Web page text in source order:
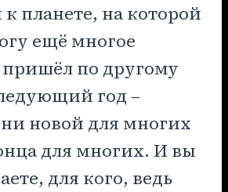
к планете, на которой
ещё многое
пришёл по другому
год –
новой для многих
для многих. И вы
для кого, ведь